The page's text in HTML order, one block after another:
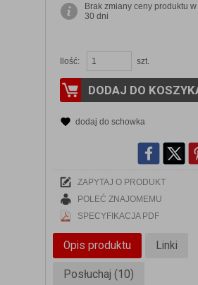
Brak zmiany ceny produktu
30 dni
Ilość: szt.
DODAJ DO
dodaj do schowka
ZAPYTAJ O PRODUKT
POLEĆ ZNAJOMEMU
SPECYFIKACJA PDF
Opis produktu Linki
Posłuchaj (10)